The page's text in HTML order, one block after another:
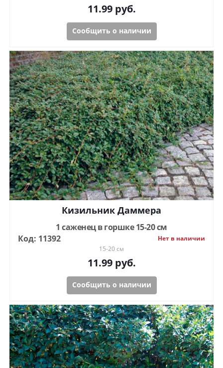
11.99руб.
Сообщить о наличии
Кизильник Даммера
1 саженец в горшке 15-20 см
Код: 11392
Нет в наличии
15-20 см
11.99руб.
Сообщить о наличии